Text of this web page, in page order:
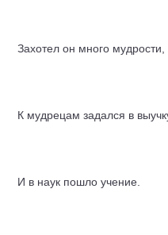
Захотел он много мудрости,
К мудрецам задался в
И в наук пошло учение.